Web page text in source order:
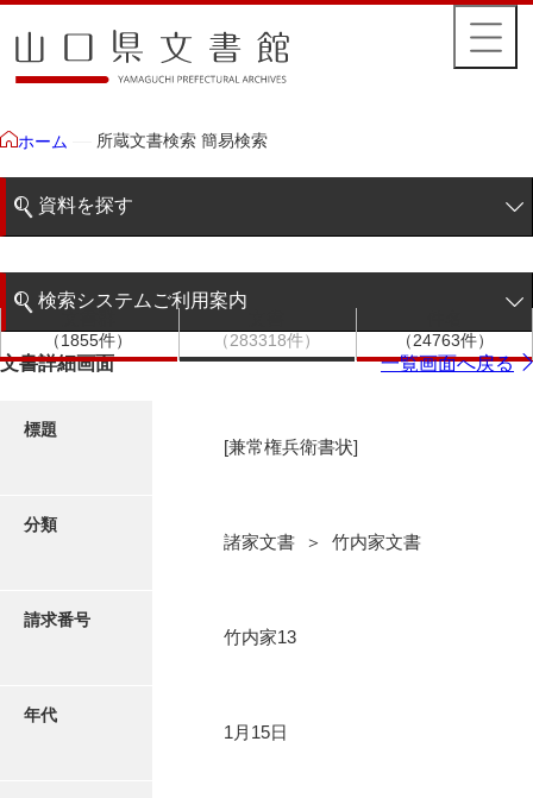
ホーム 所蔵文書検索 簡易検索
資料を探す
階層検索
写真・絵はがき
近代刊行写真帳類
検索システムご利用案内
検索システムの利用について
（1855件）
（283318件）
（24763件）
文書詳細画面 一覧画面へ戻る
標題
[兼常権兵衛書状]
分類
諸家文書 ＞ 竹内家文書
請求番号
竹内家13
年代
1月15日